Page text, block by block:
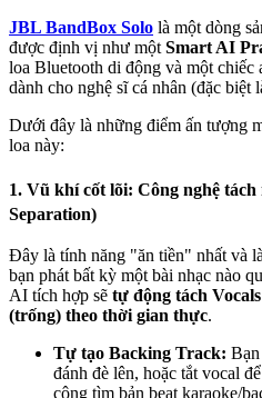
JBL BandBox Solo là một dòng
được định vị như một Smart AI
loa Bluetooth di động và một chiếc
dành cho nghệ sĩ cá nhân (đặc biệt
Dưới đây là những điểm ấn tượng
loa này:
1. Vũ khí cốt lõi: Công nghệ
Separation)
Đây là tính năng "ăn tiền" nhất và
bạn phát bất kỳ một bài nhạc nào
AI tích hợp sẽ tự động tách
(trống) theo thời gian thực.
Tự tạo Backing Track:
đánh đè lên, hoặc tắt vocal
công tìm bản beat karaoke/